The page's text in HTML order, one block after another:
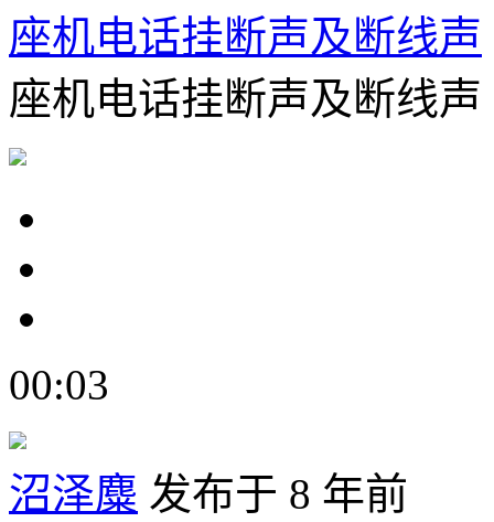
座机电话挂断声及断线声
座机电话挂断声及断线声
00:03
沼泽麋 发布于 8 年前